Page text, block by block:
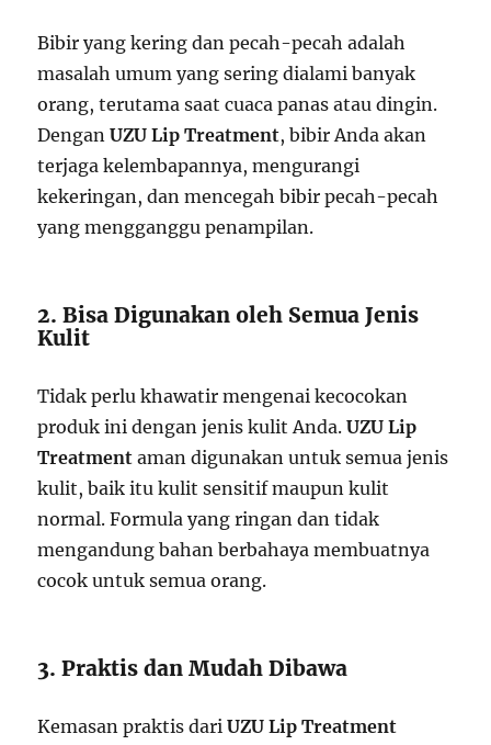
Bibir yang kering dan pecah-pecah adalah
masalah umum yang sering dialami banyak
orang, terutama saat cuaca panas atau dingin.
DenganUZU Lip Treatment, bibir Anda akan
terjaga kelembapannya, mengurangi
kekeringan, dan mencegah bibir pecah-pecah
yang mengganggu penampilan.
2. Bisa Digunakan oleh Semua Jenis
Kulit
Tidak perlu khawatir mengenai kecocokan
produk ini dengan jenis kulit Anda.UZU Lip
Treatment aman digunakan untuk semua jenis
kulit, baik itu kulit sensitif maupun kulit
normal. Formula yang ringan dan tidak
mengandung bahan berbahaya membuatnya
cocok untuk semua orang.
3. Praktis dan Mudah Dibawa
Kemasan praktis dariUZU Lip Treatment